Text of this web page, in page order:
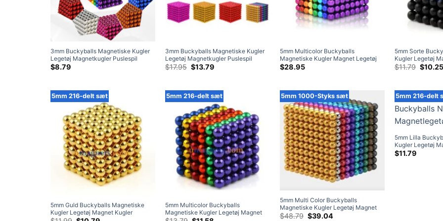
3mm Buckyballs Magnetiske Kugler
Legetøj Magnetkugler Puslespil
Neodymium Kugle Magneter 216-
$8.79
3mm Buckyballs Magnetiske Kugler
Legetøj Magnetkugler Puslespil
Neodymium Kuglemagneter 512-delt
$17.95 Oprindelig
pris
$13.79
5mm Multicolor Buckyballs
Magnetiske Kugler Magnet Legetøj
Kugler Puslespil Neodymium Kugle
$28.95
5mm Sorte
Kugler Legetøj
Puslespil N35
$11.79
pris
$10.25
5mm 216-delt sæt
5mm Guld Buckyballs Magnetiske
Kugler Legetøj Magnet Kugler
5mm 216-delt sæt
5mm Multicolor Buckyballs
Magnetiske Kugler Legetøj Magnet
5mm 1000-Styks sæt
5mm Multi Color Buckyballs
Magnetiske Kugler Legetøj Magnet
Kugler Puslespil Neodymium Kugle
$48.79 Oprindelig
$39.04Nuværende
5mm 216-delt
5mm Lilla
Kugler Legetøj
Puslespil N42
Magneter 216-
$11.79